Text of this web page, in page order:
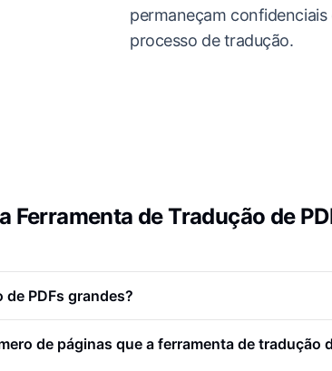
permaneçam
processo de tradução.
Ferramenta de Tradução de
PDFs grandes?
de páginas que a ferramenta de tradução